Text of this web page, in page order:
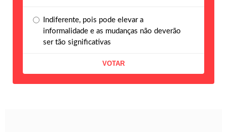
Indiferente, pois pode elevar a
informalidade e as mudanças não deverão
ser tão significativas